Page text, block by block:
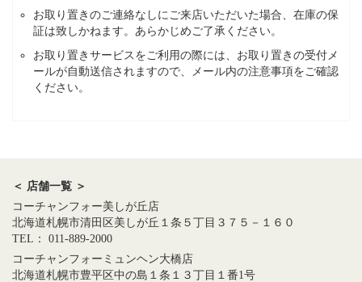
お取り置きのご連絡なしにご来店いただいた場合、在庫の保
証は致しかねます。あらかじめご了承ください。
お取り置きサービスをご利用の際には、お取り置きの受付メ
ールが自動送信されますので、メール内の注意事項をご確認
ください。
＜ 店舗一覧 ＞
コーチャンフォー美しが丘店
北海道札幌市清田区美しが丘１条５丁目３７５－１６０
TEL： 011-889-2000
コーチャンフォーミュンヘン大橋店
北海道札幌市豊平区中の島１条１３丁目１番1号